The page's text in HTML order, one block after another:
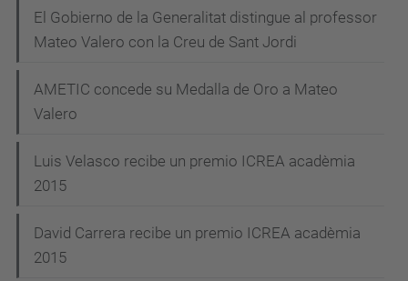
El Gobierno de la Generalitat distingue al professor
Mateo Valero con la Creu de Sant Jordi
AMETIC concede su Medalla de Oro a Mateo
Valero
Luis Velasco recibe un premio ICREA acadèmia
2015
David Carrera recibe un premio ICREA acadèmia
2015